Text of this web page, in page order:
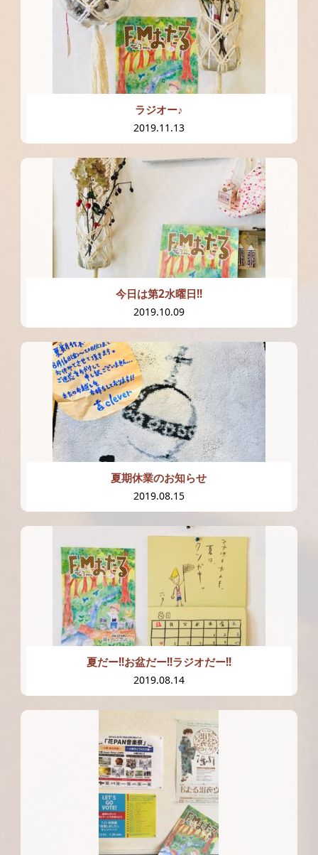
ラジオー♪
2019.11.13
今日は第2水曜日!!
2019.10.09
夏期休業のお知らせ
2019.08.15
夏だー!!お盆だー!!ラジオだー!!
2019.08.14